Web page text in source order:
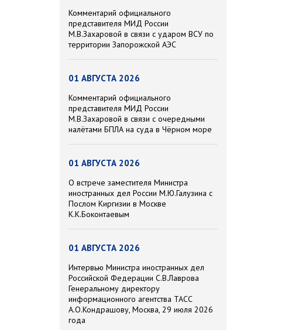
Комментарий официального
представителя МИД России
М.В.Захаровой в связи с ударом ВСУ по
территории Запорожской АЭС
01 АВГУСТА 2026
Комментарий официального
представителя МИД России
М.В.Захаровой в связи с очередными
налётами БПЛА на суда в Чёрном море
01 АВГУСТА 2026
О встрече заместителя Министра
иностранных дел России М.Ю.Галузина с
Послом Киргизии в Москве
К.К.Боконтаевым
01 АВГУСТА 2026
Интервью Министра иностранных дел
Российской Федерации С.В.Лаврова
Генеральному директору
информационного агентства ТАСС
А.О.Кондрашову, Москва, 29 июля 2026
года